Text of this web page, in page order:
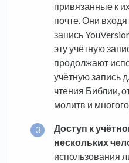
привязанные к
почте. Они
запись
эту учётную
продолжают
учётную запись
чтения Библии,
молитв и
Доступ к
нескольких
использования